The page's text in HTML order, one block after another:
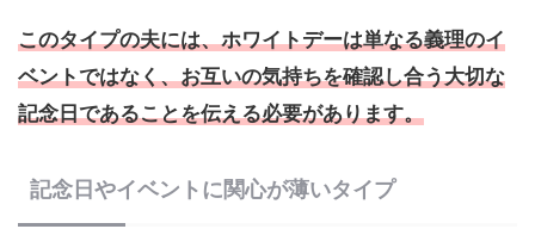
このタイプの夫には、ホワイトデーは単なる義理のイ
ベントではなく、お互いの気持ちを確認し合う大切な
記念日であることを伝える必要があります。
記念日やイベントに関心が薄いタイプ